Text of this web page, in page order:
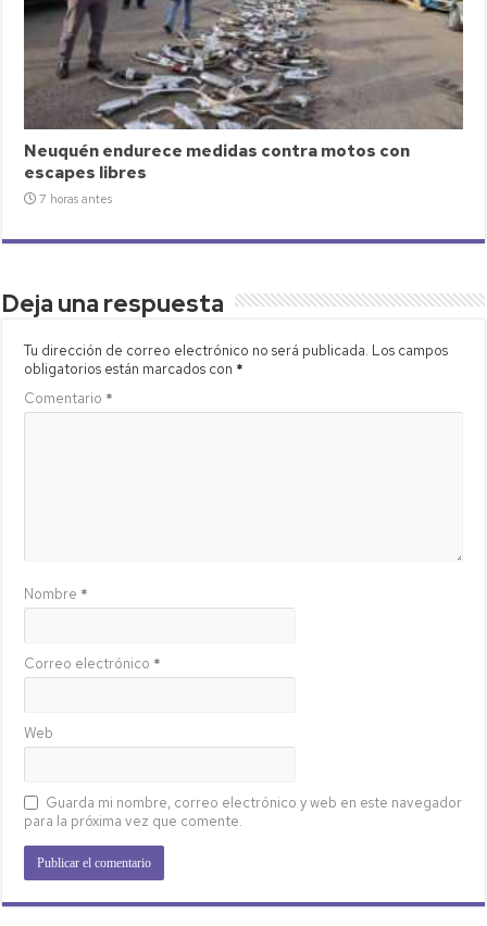
Neuquén endurece medidas contra motos con
escapes libres
7 horas antes
Deja una respuesta
Tu dirección de correo electrónico no será publicada. Los campos
obligatorios están marcados con *
Comentario *
Nombre *
Correo electrónico *
Web
Guarda mi nombre, correo electrónico y web en este navegador
para la próxima vez que comente.